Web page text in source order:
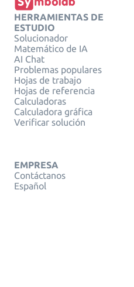
HERRAMIENTAS DE
ESTUDIO
Solucionador
Matemático de IA
AI Chat
Problemas populares
Hojas de trabajo
Hojas de referencia
Calculadoras
Calculadora gráfica
Verificar solución
EMPRESA
Contáctanos
Español